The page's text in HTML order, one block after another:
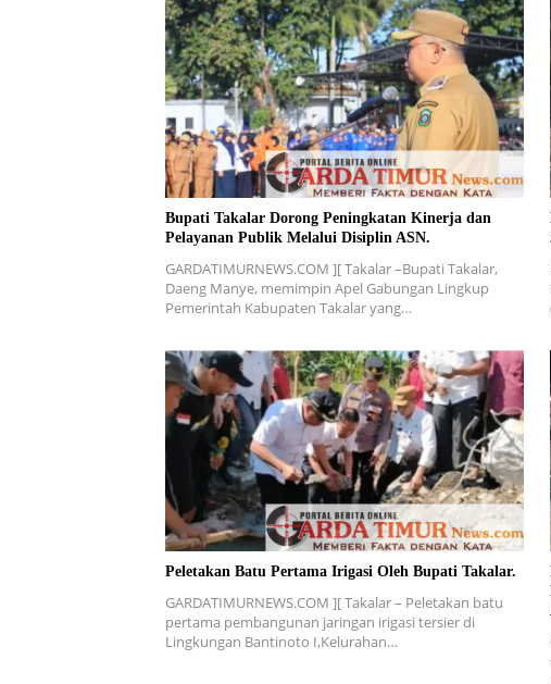
Bupati Takalar Dorong Peningkatan Kinerja dan
Pelayanan Publik Melalui Disiplin ASN.
GARDATIMURNEWS.COM ][ Takalar –Bupati Takalar,
Daeng Manye, memimpin Apel Gabungan Lingkup
Pemerintah Kabupaten Takalar yang…
Peletakan Batu Pertama Irigasi Oleh Bupati Takalar.
GARDATIMURNEWS.COM ][ Takalar – Peletakan batu
pertama pembangunan jaringan irigasi tersier di
Lingkungan Bantinoto I,Kelurahan…